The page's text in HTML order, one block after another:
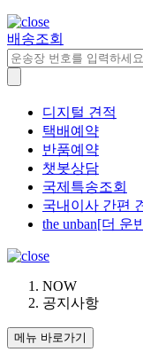
배송조회
디지털 견적
택배예약
반품예약
챗봇상담
국제특송조회
국내이사 간편
the unban[더 운
NOW
공지사항
메뉴 바로가기